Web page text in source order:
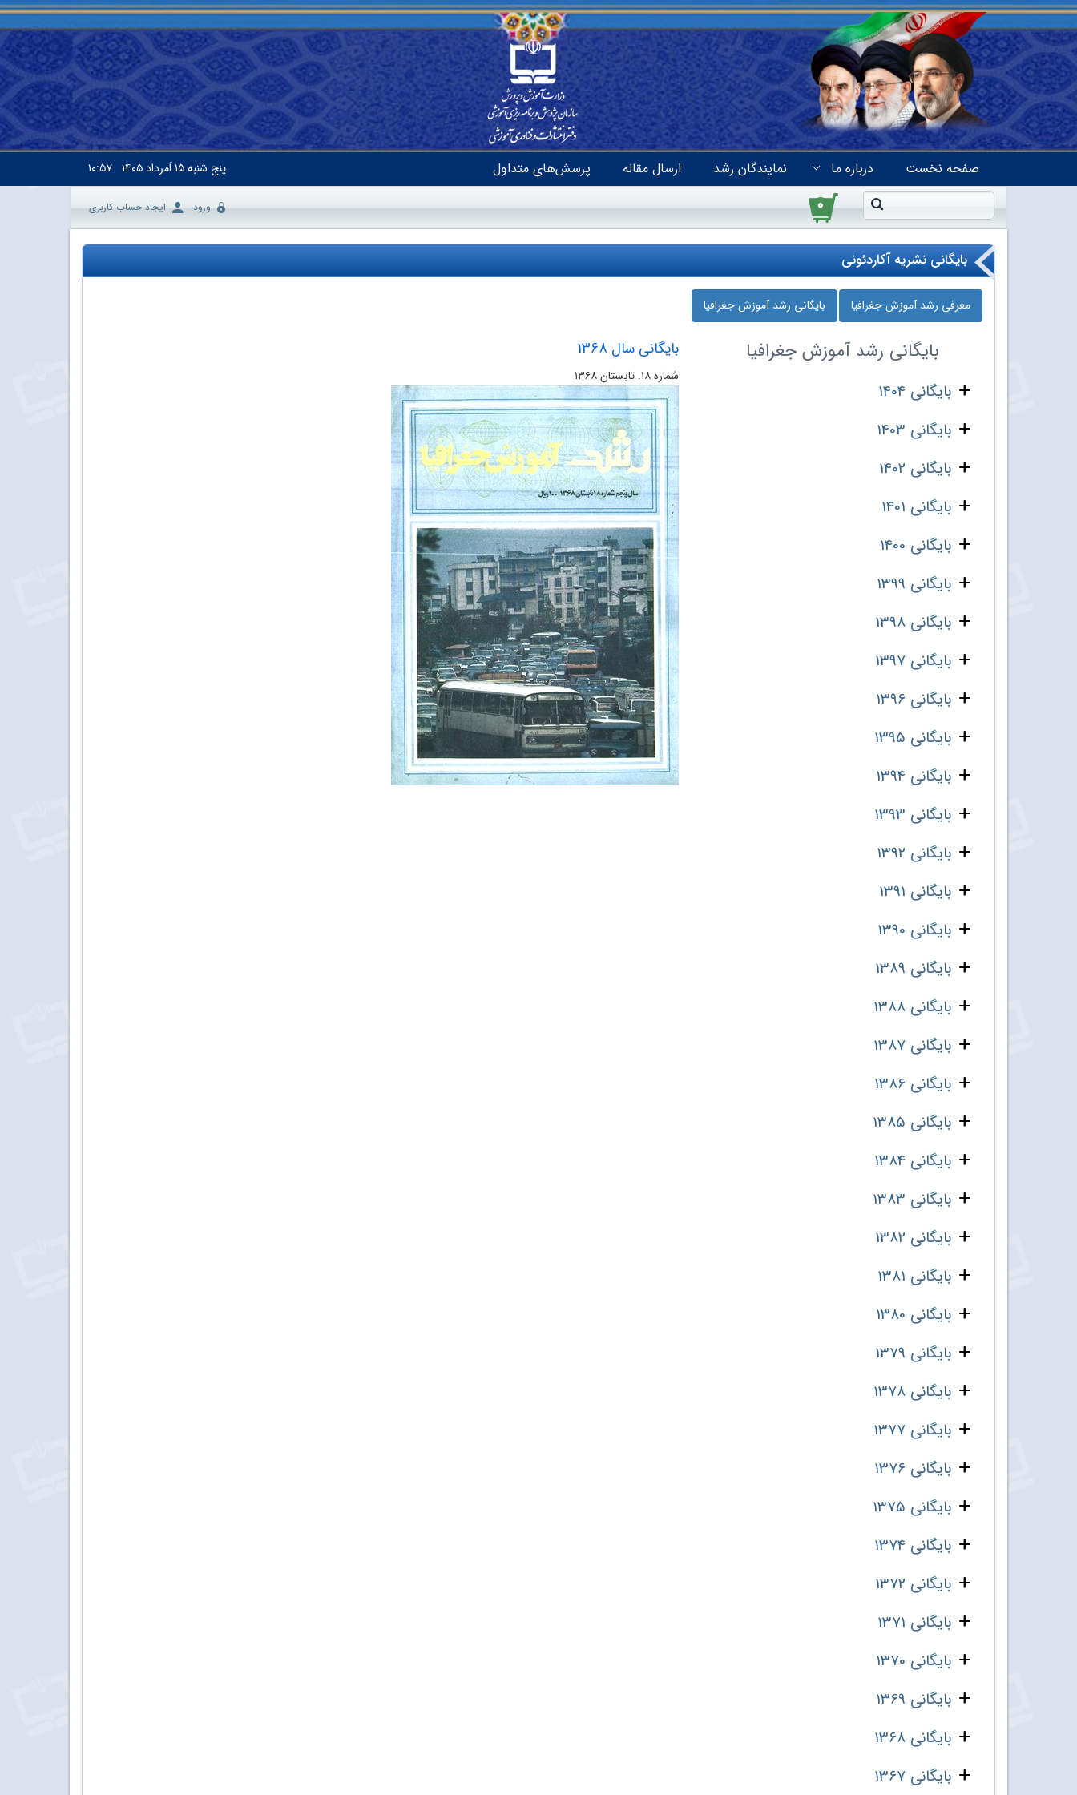
صفحه نخست درباره ما نمایندگان رشد ارسال مقاله پرسش‌های متداول پنج شنبه۱۵ اَمرداد ۱۴۰۵ ۱۰:۵۷
۰ ورود ایجاد حساب کاربری
بایگانی نشریه آکاردئونی
معرفی رشد آموزش جغرافیا بایگانی رشد آموزش جغرافیا
بایگانی رشد آموزش جغرافیا
بایگانی 1404
بایگانی 1403
بایگانی 1402
بایگانی 1401
بایگانی 1400
بایگانی 1399
بایگانی 1398
بایگانی 1397
بایگانی 1396
بایگانی 1395
بایگانی 1394
بایگانی 1393
بایگانی 1392
بایگانی 1391
بایگانی 1390
بایگانی 1389
بایگانی 1388
بایگانی 1387
بایگانی 1386
بایگانی 1385
بایگانی 1384
بایگانی 1383
بایگانی 1382
بایگانی 1381
بایگانی 1380
بایگانی 1379
بایگانی 1378
بایگانی 1377
بایگانی 1376
بایگانی 1375
بایگانی 1374
بایگانی 1372
بایگانی 1371
بایگانی 1370
بایگانی 1369
بایگانی 1368
بایگانی 1367
بایگانی سال 1368
شماره ۱۸. تابستان ۱۳۶۸